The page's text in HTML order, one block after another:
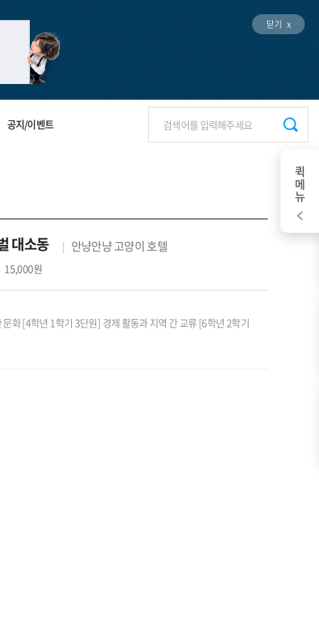
닫기 x
퀵메뉴
공지/이벤트
대소동 안냥안냥 고양이 호텔
15,000원
화 [4학년 1학기 3단원] 경제 활동과 지역 간 교류 [6학년 2학기